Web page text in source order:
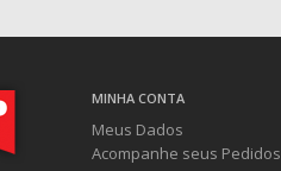
MINHA CONTA
Meus Dados
Acompanhe seus Pedidos